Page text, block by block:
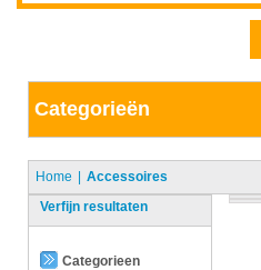
Categorieën
Home
Accessoires
Verfijn resultaten
Categorieen